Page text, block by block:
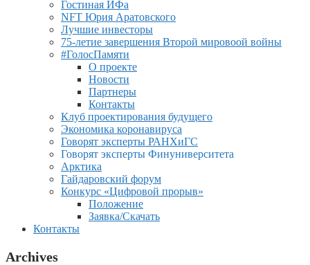
Гостиная ИФа
NFT Юрия Аратовского
Лучшие инвесторы
75-летие завершения Второй мировоой войны
#ГолосПамяти
О проекте
Новости
Партнеры
Контакты
Клуб проектирования будущего
Экономика коронавируса
Говорят эксперты РАНХиГС
Говорят эксперты Финуниверситета
Арктика
Гайдаровский форум
Конкурс «Цифровой прорыв»
Положение
Заявка/Скачать
Контакты
Archives